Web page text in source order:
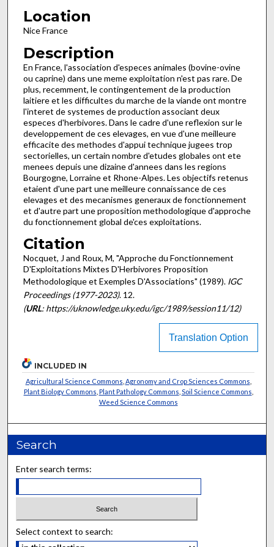
Location
Nice France
Description
En France, l'association d'especes animales (bovine-ovine
ou caprine) dans une meme exploitation n'est pas rare. De
plus, recemment, le contingentement de la production
laitiere et les difficultes du marche de la viande ont montre
l'interet de syste­mes de production associant deux
especes d'herbivores. Dans le cadre d'une reflexion sur le
developpement de ces ele­vages, en vue d'une meilleure
efficacite des methodes d'appui technique jugees trop
sectorielles, un certain nombre d'etudes globales ont ete
menees depuis une dizaine d'annees dans les regions
Bourgogne, Lorraine et Rhone-Alpes. Les objectifs retenus
etaient d'une part une meilleure connaissance de ces
elevages et des mecanismes generaux de fonctionnement
et d'autre part une proposition methodologique d'approche
du fonctionnement global de'ces exploitations.
Citation
Nocquet, J and Roux, M, "Approche du Fonctionnement
D'Exploitations Mixtes D'Herbivores Proposition
Methodologique et Exemples D'Associations" (1989). IGC
Proceedings (1977-2023). 12.
(URL: https://uknowledge.uky.edu/igc/1989/session11/12)
Translation Option
INCLUDED IN
Agricultural Science Commons Agronomy and Crop Sciences Commons
Plant Biology Commons Plant Pathology Commons Soil Science Commons
Weed Science Commons
Search
Enter search terms:
Select context to search: